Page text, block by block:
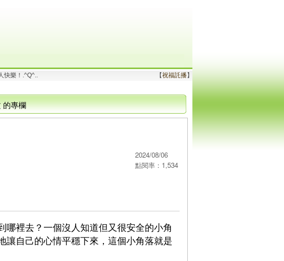
樂！.^Q^..
限！_/_ 【祝福託播】
的專欄
2024/08/06
點閱率：1,534
裡去？一個沒人知道但又很安全的小角
讓自己的心情平穩下來，這個小角落就是